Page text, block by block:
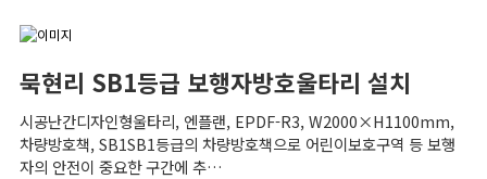
묵현리 SB1등급 보행자방호울타리 설치
시공난간디자인형울타리, 엔플랜, EPDF-R3, W2000×H1100mm,
차량방호책, SB1SB1등급의 차량방호책으로 어린이보호구역 등 보행
자의 안전이 중요한 구간에 추…